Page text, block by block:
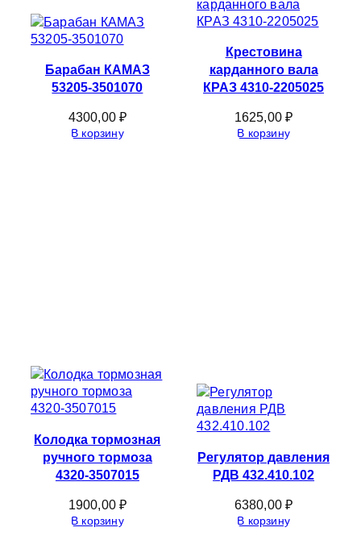
Барабан КАМАЗ
53205-3501070
4300,00₽
В корзину
Крестовина
карданного вала
КРАЗ 4310-2205025
1625,00₽
В корзину
Колодка тормозная
ручного тормоза
4320-3507015
1900,00₽
В корзину
Регулятор давления
РДВ 432.410.102
6380,00₽
В корзину